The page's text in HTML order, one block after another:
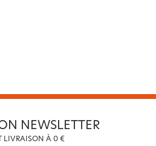
NEWSLETTER
LIVRAISON À 0 €